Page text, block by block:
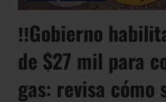
‼️Gobierno
de $27 mil para
gas: revisa cómo